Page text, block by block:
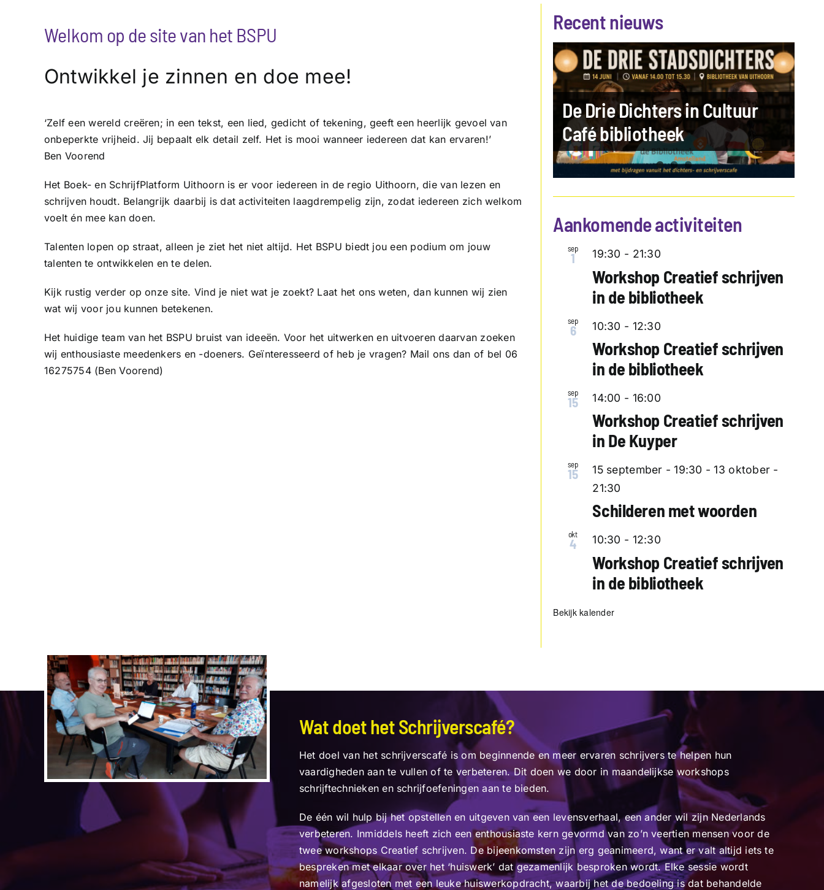
Welkom op de site van het BSPU
Ontwikkel je zinnen en doe mee!
‘Zelf een wereld creëren; in een tekst, een lied, gedicht of tekening, geeft een heerlijk gevoel van
onbeperkte vrijheid. Jij bepaalt elk detail zelf. Het is mooi wanneer iedereen dat kan ervaren!’
Ben Voorend
Het Boek- en SchrijfPlatform Uithoorn is er voor iedereen in de regio Uithoorn, die van lezen en
schrijven houdt. Belangrijk daarbij is dat activiteiten laagdrempelig zijn, zodat iedereen zich welkom
voelt én mee kan doen.
Talenten lopen op straat, alleen je ziet het niet altijd. Het BSPU biedt jou een podium om jouw
talenten te ontwikkelen en te delen.
Kijk rustig verder op onze site. Vind je niet wat je zoekt? Laat het ons weten, dan kunnen wij zien
wat wij voor jou kunnen betekenen.
Het huidige team van het BSPU bruist van ideeën. Voor het uitwerken en uitvoeren daarvan zoeken
wij enthousiaste meedenkers en -doeners. Geïnteresseerd of heb je vragen? Mail ons dan of bel 06
16275754 (Ben Voorend)
Recent nieuws
De Drie Dichters in Cultuur
Café bibliotheek
Palingpoëzie
Podcast met Cindy Pieterse
Aankomende activiteiten
sep
1 19:30 - 21:30
Workshop Creatief schrijven
in de bibliotheek
sep
6 10:30 - 12:30
Workshop Creatief schrijven
in de bibliotheek
sep
15 14:00 - 16:00
Workshop Creatief schrijven
in De Kuyper
sep
15 15 september - 19:30 -13 oktober -
21:30
Schilderen met woorden
okt
4 10:30 - 12:30
Workshop Creatief schrijven
in de bibliotheek
Bekijk kalender
Wat doet het Schrijverscafé?
Het doel van het schrijverscafé is om beginnende en meer ervaren schrijvers te helpen hun
vaardigheden aan te vullen of te verbeteren. Dit doen we door in maandelijkse workshops
schrijftechnieken en schrijfoefeningen aan te bieden.
De één wil hulp bij het opstellen en uitgeven van een levensverhaal, een ander wil zijn Nederlands
verbeteren. Inmiddels heeft zich een enthousiaste kern gevormd van zo’n veertien mensen voor de
twee workshops Creatief schrijven. De bijeenkomsten zijn erg geanimeerd, want er valt altijd iets te
bespreken met elkaar over het ‘huiswerk’ dat gezamenlijk besproken wordt. Elke sessie wordt
namelijk afgesloten met een leuke huiswerkopdracht, waarbij het de bedoeling is dat behandelde